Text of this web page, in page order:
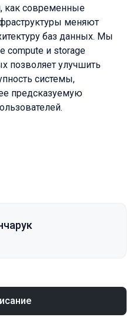
как современные
меняют
баз данных. Мы
compute и storage
позволяет улучшить
системы,
предсказуемую